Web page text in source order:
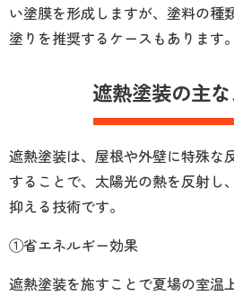
い塗膜を形成しますが、塗料の種
塗りを推奨するケースもあります。
遮熱塗装の主
遮熱塗装は、屋根や外壁に特殊な
することで、太陽光の熱を反射し
抑える技術です。
①省エネルギー効果
遮熱塗装を施すことで夏場の室温